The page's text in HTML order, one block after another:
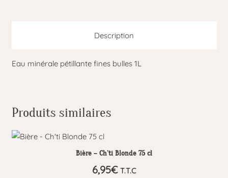
Description
Eau minérale pétillante fines bulles 1L
Produits similaires
Bière – Ch’ti Blonde 75 cl
6,95€ T.T.C